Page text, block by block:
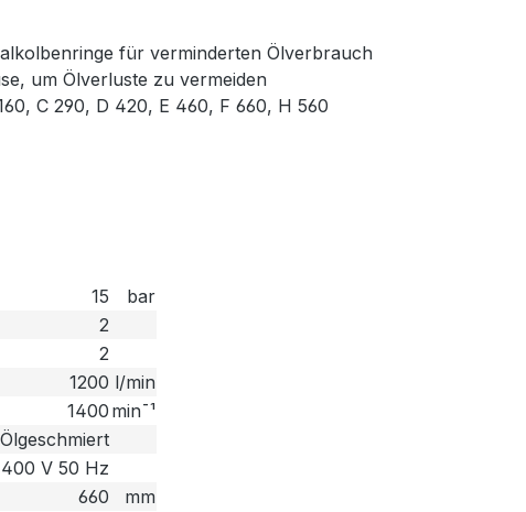
für verminderten Ölverbrauch
um Ölverluste zu vermeiden
C 290, D 420, E 460, F 660, H 560
15
bar
2
2
1200 l/min
1400 min¯¹
Ölgeschmiert
400 V 50 Hz
660
mm